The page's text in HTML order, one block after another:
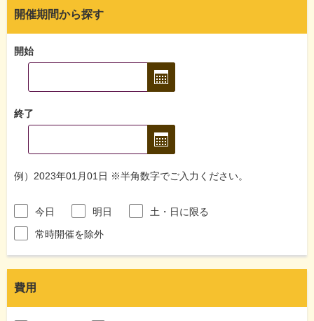
開催期間から探す
開始
終了
例）2023年01月01日 ※半角数字でご入力ください。
今日 明日
土・日に限る
常時開催を除外
費用